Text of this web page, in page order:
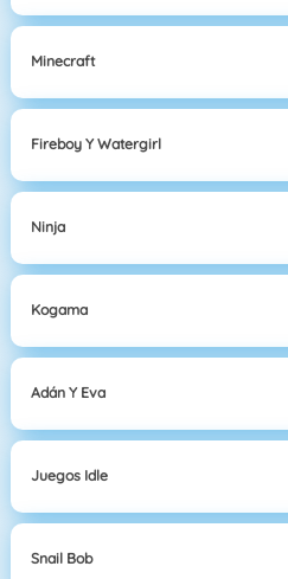
Minecraft
Fireboy Y Watergirl
Ninja
Kogama
Adán Y Eva
Juegos Idle
Snail Bob